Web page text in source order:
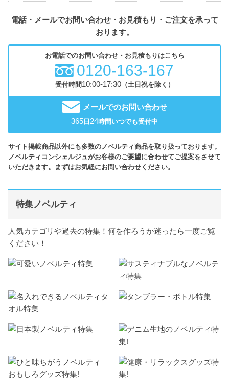
電話・メールでお問い合わせ・お見積もり・ご注文を承って
おります。
お電話でのお問い合わせ・お見積もりはこちら
0120-163-167
受付時間10:00-17:30（土日祝を除く）
メールでのお問い合わせ
365 日 24時間いつでも受付中
サイト掲載商品以外にも多数のノベルティ商品を取り扱っております。
ノベルティコンシェルジュがお客様のご要望に合わせてご提案をさせて
いただきます。まずはお気軽にお問い合わせください。
特集ノベルティ
人気カテゴリや過去の特集！何を作ろうか迷ったら一度ご覧
ください！